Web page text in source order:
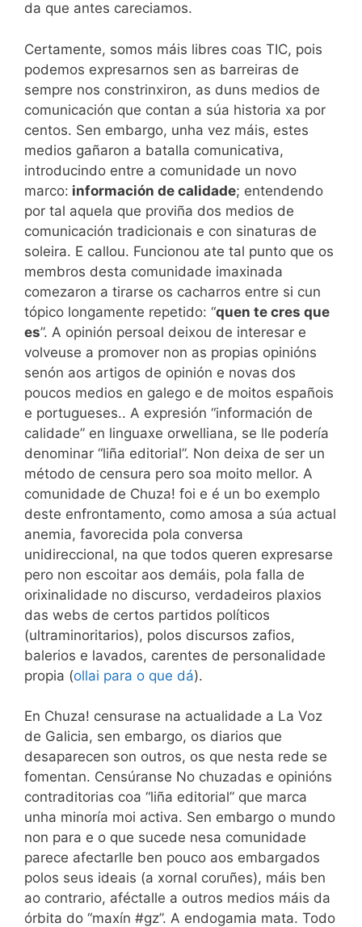
da que antes careciamos.
Certamente, somos máis libres coas TIC, pois
podemos expresarnos sen as barreiras de
sempre nos constrinxiron, as duns medios de
comunicación que contan a súa historia xa por
centos. Sen embargo, unha vez máis, estes
medios gañaron a batalla comunicativa,
introducindo entre a comunidade un novo
marco: información de calidade; entendendo
por tal aquela que proviña dos medios de
comunicación tradicionais e con sinaturas de
soleira. E callou. Funcionou ate tal punto que os
membros desta comunidade imaxinada
comezaron a tirarse os cacharros entre si cun
tópico longamente repetido: “quen te cres que
es”. A opinión persoal deixou de interesar e
volveuse a promover non as propias opinións
senón aos artigos de opinión e novas dos
poucos medios en galego e de moitos españois
e portugueses.. A expresión “información de
calidade” en linguaxe orwelliana, se lle podería
denominar “liña editorial”. Non deixa de ser un
método de censura pero soa moito mellor. A
comunidade de Chuza! foi e é un bo exemplo
deste enfrontamento, como amosa a súa actual
anemia, favorecida pola conversa
unidireccional, na que todos queren expresarse
pero non escoitar aos demáis, pola falla de
orixinalidade no discurso, verdadeiros plaxios
das webs de certos partidos políticos
(ultraminoritarios), polos discursos zafios,
balerios e lavados, carentes de personalidade
propia (ollai para o que dá).
En Chuza! censurase na actualidade a La Voz
de Galicia, sen embargo, os diarios que
desaparecen son outros, os que nesta rede se
fomentan. Censúranse No chuzadas e opinións
contraditorias coa “liña editorial” que marca
unha minoría moi activa. Sen embargo o mundo
non para e o que sucede nesa comunidade
parece afectarlle ben pouco aos embargados
polos seus ideais (a xornal coruñes), máis ben
ao contrario, aféctalle a outros medios máis da
órbita do “maxín #gz”. A endogamia mata. Todo